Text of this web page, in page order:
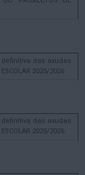
definitiva das axudas
2025/2026
definitiva das axudas
2025/2026